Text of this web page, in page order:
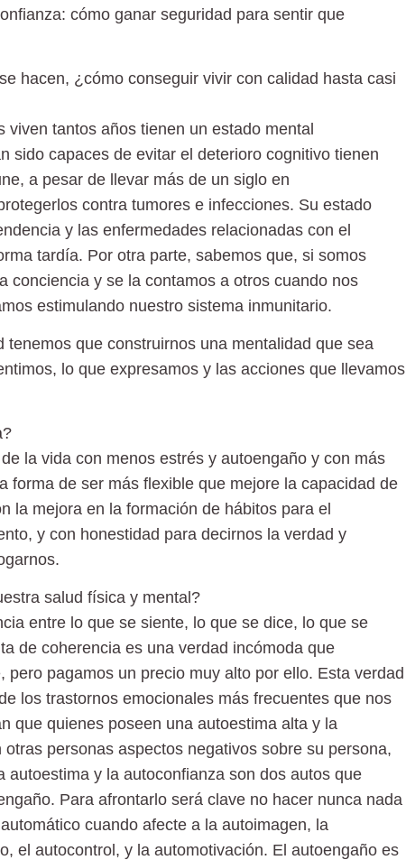
cómo ganar seguridad para sentir que
hacen, ¿cómo conseguir vivir con calidad hasta casi
tantos años tienen un estado mental
sido capaces de evitar el deterioro cognitivo tienen
a pesar de llevar más de un siglo en
contra tumores e infecciones. Su estado
y las enfermedades relacionadas con el
tardía. Por otra parte, sabemos que, si somos
conciencia y se la contamos a otros cuando nos
estimulando nuestro sistema inmunitario.
que construirnos una mentalidad que sea
lo que expresamos y las acciones que llevamos
la vida con menos estrés y autoengaño y con más
forma de ser más flexible que mejore la capacidad de
la mejora en la formación de hábitos para el
y con honestidad para decirnos la verdad y
salud física y mental?
entre lo que se siente, lo que se dice, lo que se
de coherencia es una verdad incómoda que
pagamos un precio muy alto por ello. Esta verdad
los trastornos emocionales más frecuentes que nos
que quienes poseen una autoestima alta y la
personas aspectos negativos sobre su persona,
y la autoconfianza son dos autos que
Para afrontarlo será clave no hacer nunca nada
cuando afecte a la autoimagen, la
el autocontrol, y la automotivación. El autoengaño es